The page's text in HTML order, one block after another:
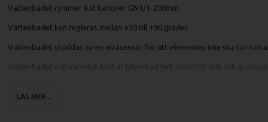
Vattenbadet rymmer 4 st kantiner GN1/1-200mm.
Vattenbadet kan regleras mellan +30 till +90 grader.
Vattenbadet skyddas av en nivåsensor för att elementen inte ska
Vattenbadet och värmeskåpet är tillverkad helt i rostfritt stål och är
LÄS MER ...